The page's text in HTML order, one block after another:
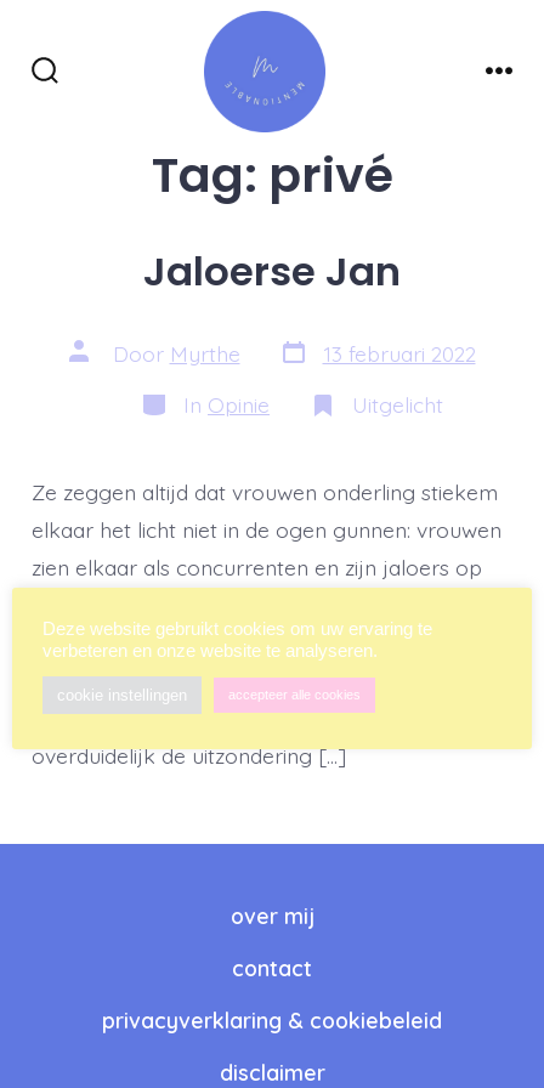
overslaan
Tag: privé
Jaloerse Jan
Auteur
van
Door Myrthe Berichtdatum
13 februari 2022
Categorieën
In Opinie Uitgelicht
Ze zeggen altijd dat vrouwen onderling stiekem
elkaar het licht niet in de ogen gunnen: vrouwen
zien elkaar als concurrenten en zijn jaloers op
gevonden worden en om het uiterlijk. Mannen
daarentegen zouden veel minder afgunstig zijn
op deze vlakken. Privé-journalist Jan Uriot is
overduidelijk de uitzondering […]
over mij
contact
privacyverklaring & cookiebeleid
disclaimer
Deze website gebruikt cookies om uw ervaring te
verbeteren en onze website te analyseren.
cookie instellingen accepteer alle cookies